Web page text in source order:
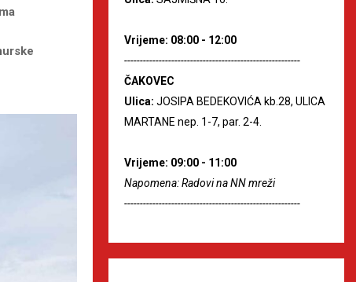
Vrijeme: 08:00 - 12:00
--------------------------------------------------------
ČAKOVEC
Ulica: JOSIPA BEDEKOVIĆA kb.28, ULICA
MARTANE nep. 1-7, par. 2-4.
Vrijeme: 09:00 - 11:00
Napomena: Radovi na NN mreži
--------------------------------------------------------